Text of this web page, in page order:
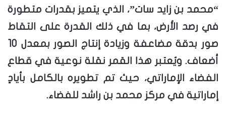
“محمد بن زايد سات”، الذي يتميز بقدرات متطورة
في رصد الأرض، بما في ذلك القدرة على التقاط
صور بدقة مضاعفة وزيادة إنتاج الصور بمعدل 10
أضعاف. ويُعتبر هذا القمر نقلة نوعية في قطاع
الفضاء الإماراتي، حيث تم تطويره بالكامل بأيادٍ
إماراتية في مركز محمد بن راشد للفضاء.